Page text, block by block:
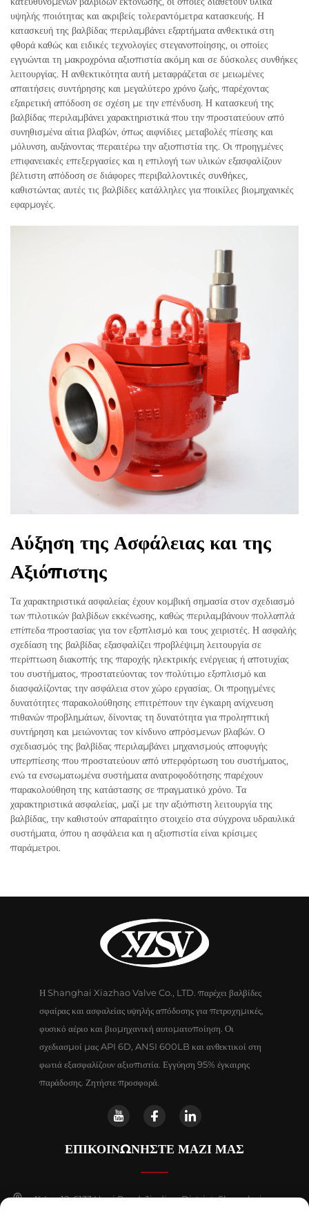
υψηλής ποιότητας και ακριβείς τολεραντόμετρα κατασκευής. Η
κατασκευή της βαλβίδας περιλαμβάνει εξαρτήματα ανθεκτικά στη
φθορά καθώς και ειδικές τεχνολογίες στεγανοποίησης, οι οποίες
εγγυώνται τη μακροχρόνια αξιοπιστία ακόμη και σε δύσκολες συνθήκες
λειτουργίας. Η ανθεκτικότητα αυτή μεταφράζεται σε μειωμένες
απαιτήσεις συντήρησης και μεγαλύτερο χρόνο ζωής, παρέχοντας
εξαιρετική απόδοση σε σχέση με την επένδυση. Η κατασκευή της
βαλβίδας περιλαμβάνει χαρακτηριστικά που την προστατεύουν από
συνηθισμένα αίτια βλαβών, όπως αιφνίδιες μεταβολές πίεσης και
μόλυνση, αυξάνοντας περαιτέρω την αξιοπιστία της. Οι προηγμένες
επιφανειακές επεξεργασίες και η επιλογή των υλικών εξασφαλίζουν
βέλτιστη απόδοση σε διάφορες περιβαλλοντικές συνθήκες,
καθιστώντας αυτές τις βαλβίδες κατάλληλες για ποικίλες βιομηχανικές
εφαρμογές.
Αύξηση της Ασφάλειας και της
Αξιόπιστης
Τα χαρακτηριστικά ασφαλείας έχουν κομβική σημασία στον σχεδιασμό
των πιλοτικών βαλβίδων εκκένωσης, καθώς περιλαμβάνουν πολλαπλά
επίπεδα προστασίας για τον εξοπλισμό και τους χειριστές. Η ασφαλής
σχεδίαση της βαλβίδας εξασφαλίζει προβλέψιμη λειτουργία σε
περίπτωση διακοπής της παροχής ηλεκτρικής ενέργειας ή αποτυχίας
του συστήματος, προστατεύοντας τον πολύτιμο εξοπλισμό και
διασφαλίζοντας την ασφάλεια στον χώρο εργασίας. Οι προηγμένες
δυνατότητες παρακολούθησης επιτρέπουν την έγκαιρη ανίχνευση
πιθανών προβλημάτων, δίνοντας τη δυνατότητα για προληπτική
συντήρηση και μειώνοντας τον κίνδυνο απρόσμενων βλαβών. Ο
σχεδιασμός της βαλβίδας περιλαμβάνει μηχανισμούς αποφυγής
υπερπίεσης που προστατεύουν από υπερφόρτωση του συστήματος,
ενώ τα ενσωματωμένα συστήματα ανατροφοδότησης παρέχουν
παρακολούθηση της κατάστασης σε πραγματικό χρόνο. Τα
χαρακτηριστικά ασφαλείας, μαζί με την αξιόπιστη λειτουργία της
βαλβίδας, την καθιστούν απαραίτητο στοιχείο στα σύγχρονα υδραυλικά
συστήματα, όπου η ασφάλεια και η αξιοπιστία είναι κρίσιμες
παράμετροι.
Η Shanghai Xiazhao Valve Co., LTD. παρέχει βαλβίδες
σφαίρας και ασφαλείας υψηλής απόδοσης για πετροχημικές,
φυσικό αέριο και βιομηχανική αυτοματοποίηση. Οι
σχεδιασμοί μας API 6D, ANSI 600LB και ανθεκτικοί στη
φωτιά εξασφαλίζουν αξιοπιστία. Εγγύηση 95% έγκαιρης
παράδοσης. Ζητήστε προσφορά.
ΕΠΙΚΟΙΝΩΝΗΣΤΕ ΜΑΖΙ ΜΑΣ
Κτίριο 12, 6133 Huyi Road, Jiading District, Shanghai